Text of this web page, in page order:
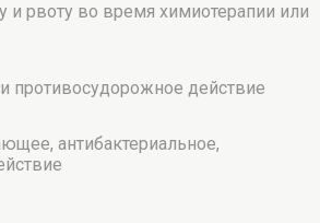
и рвоту во время химиотерапии или
противосудорожное действие
антибактериальное,